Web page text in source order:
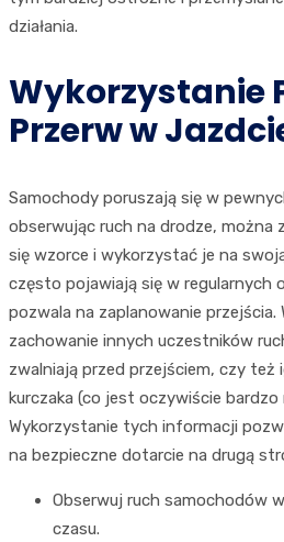
działania.
Wykorzystanie
Przerw w
Samochody poruszają się w
obserwując ruch na drodze, można
się wzorce i wykorzystać je na
często pojawiają się w regularnych
pozwala na zaplanowanie przejścia.
zachowanie innych uczestników
zwalniają przed przejściem, czy też
kurczaka (co jest oczywiście bardzo
Wykorzystanie tych informacji
na bezpieczne dotarcie na drugą
Obserwuj ruch samochodów
czasu.